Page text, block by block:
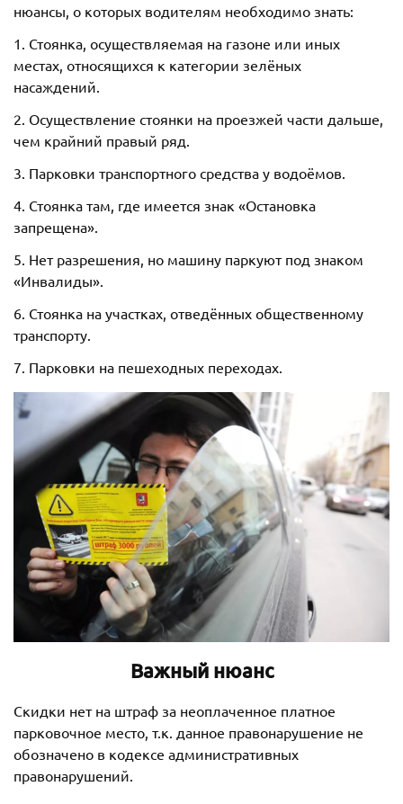
нюансы, о которых водителям необходимо знать:
1. Стоянка, осуществляемая на газоне или иных
местах, относящихся к категории зелёных
насаждений.
2. Осуществление стоянки на проезжей части дальше,
чем крайний правый ряд.
3. Парковки транспортного средства у водоёмов.
4. Стоянка там, где имеется знак «Остановка
запрещена».
5. Нет разрешения, но машину паркуют под знаком
«Инвалиды».
6. Стоянка на участках, отведённых общественному
транспорту.
7. Парковки на пешеходных переходах.
Важный нюанс
Скидки нет на штраф за неоплаченное платное
парковочное место, т.к. данное правонарушение не
обозначено в кодексе административных
правонарушений.